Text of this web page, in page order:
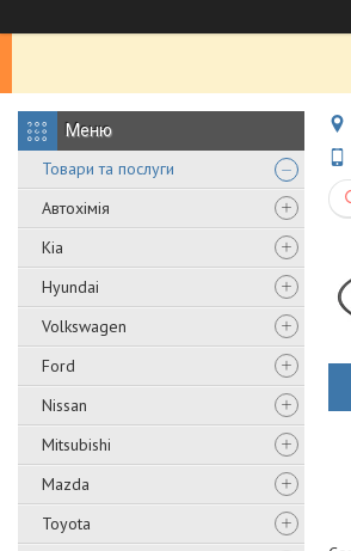
Товари та послуги
Автохімія
Kia
Hyundai
Volkswagen
Ford
Nissan
Mitsubishi
Mazda
Toyota